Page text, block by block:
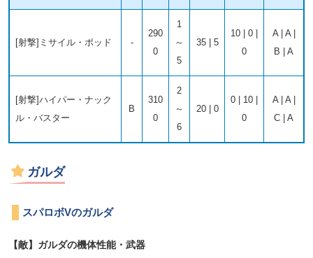
[射撃]ミサイル・ポッド -
290
0
1
～
5
35 | 5
10 | 0 |
0
A | A |
B | A
[射撃]ハイパー・ナック
ル・バスター
B
310
0
2
～
6
20 | 0
0 | 10 |
0
A | A |
C | A
ガルダ
スパロボVのガルダ
【敵】ガルダの機体性能・武器